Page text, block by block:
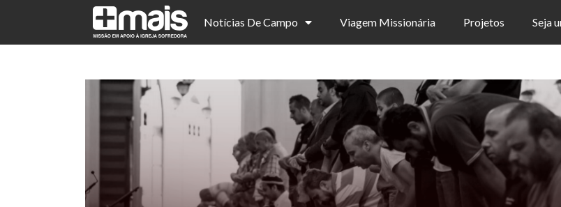
Notícias De Campo Viagem Missionária Projetos Seja